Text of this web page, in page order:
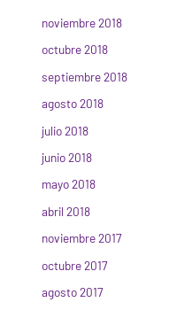
noviembre 2018
octubre 2018
septiembre 2018
agosto 2018
julio 2018
junio 2018
mayo 2018
abril 2018
noviembre 2017
octubre 2017
agosto 2017